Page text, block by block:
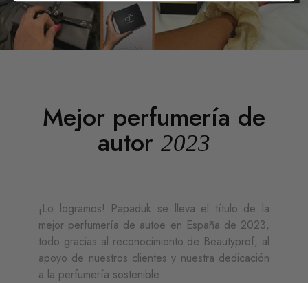
Mejor perfumería de
autor 2023
¡Lo logramos! Papaduk se lleva el título de la
mejor perfumería de autoe en España de 2023,
todo gracias al reconocimiento de Beautyprof, al
apoyo de nuestros clientes y nuestra dedicación
a la perfumería sostenible.